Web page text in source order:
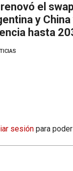
el
y
hasta
sesión para